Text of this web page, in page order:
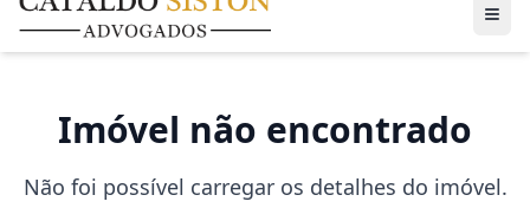
Imóvel não encontrado
Não foi possível carregar os detalhes do imóvel.